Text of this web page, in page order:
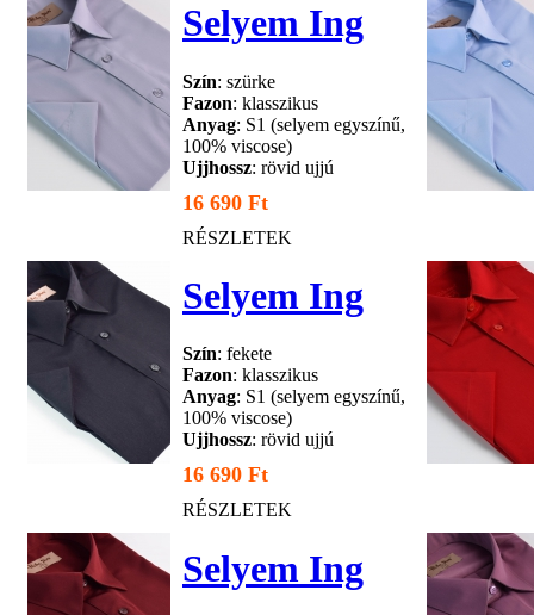
Selyem Ing
Szín: szürke
Fazon: klasszikus
Anyag: S1 (selyem egyszínű,
100% viscose)
Ujjhossz: rövid ujjú
16 690 Ft
RÉSZLETEK
Selyem Ing
Szín: fekete
Fazon: klasszikus
Anyag: S1 (selyem egyszínű,
100% viscose)
Ujjhossz: rövid ujjú
16 690 Ft
RÉSZLETEK
Selyem Ing